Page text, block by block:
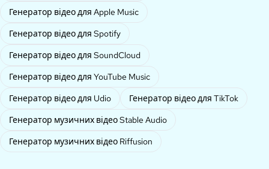
Генератор відео для Apple Music
Генератор відео для Spotify
Генератор відео для SoundCloud
Генератор відео для YouTube Music
Генератор відео для Udio
Генератор відео для TikTok
Генератор музичних відео Stable Audio
Генератор музичних відео Riffusion